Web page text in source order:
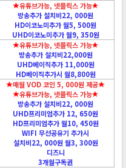
유튜브가능, 넷플릭스 가능
방송추가 설치비22, 000원
HD이코노미추가 월5, 500원
UHD이코노미추가 월9, 350원
유튜브가능, 넷플릭스 가능
방송추가 설치비22,000원
UHD베이직추가 11,000원
HD베이직추가시 월8,800원
매월 VOD 코인 5, 000원 제공
유튜브가능, 넷플릭스 가능
방송추가 설치비22, 000원
UHD프리미엄추가 12, 650원
HD프리미엄추가 월10, 450원
WIFI 무선공유기 추가시
설치비22, 000원 월3, 300원
디즈니
3개월구독권